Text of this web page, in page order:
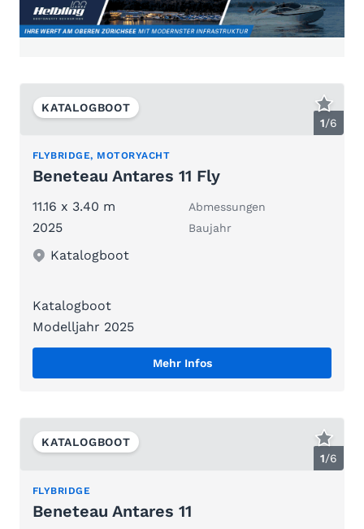
1/6
KATALOGBOOT
FLYBRIDGE, MOTORYACHT
Beneteau Antares 11 Fly
11.16 x 3.40 m Abmessungen
2025 Baujahr
Katalogboot
Katalogboot
Modelljahr 2025
Mehr Infos
1/6
KATALOGBOOT
FLYBRIDGE
Beneteau Antares 11